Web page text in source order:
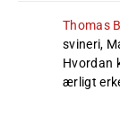
Thomas
svineri,
Hvordan
ærligt